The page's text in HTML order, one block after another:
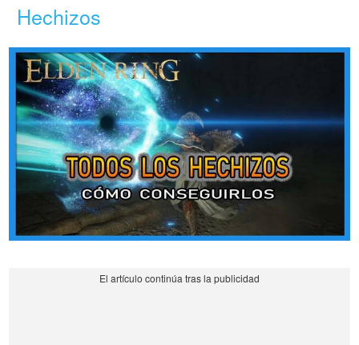
Hechizos